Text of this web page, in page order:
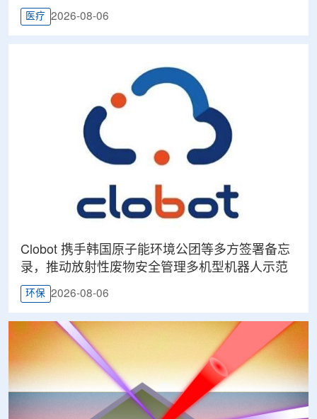
医疗 2026-08-06
Clobot 携手韩国原子能环境公团等多方签署备忘
录，推动放射性废物安全管理多机型机器人示范
环保 2026-08-06